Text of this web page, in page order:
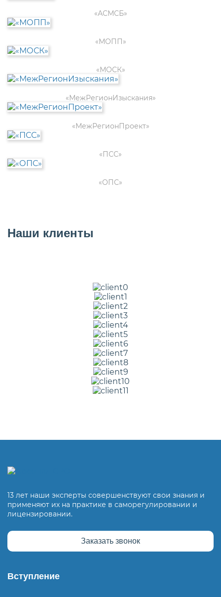
«АСМСБ»
«МОПП»
«МОСК»
«МежРегионИзыскания»
«МежРегионПроект»
«ПСС»
«ОПС»
Наши клиенты
13 лет наши эксперты совершенствуют свои знания и
применяют их на практике в саморегулировании и
лицензировании.
Заказать звонок
Вступление